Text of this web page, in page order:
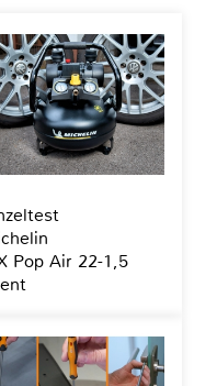
Pop Air 22-1,5